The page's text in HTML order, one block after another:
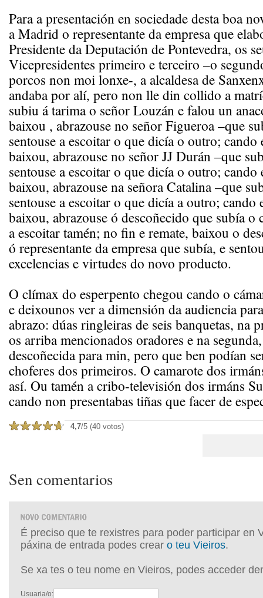
Para a presentación en sociedade desta boa
a Madrid o representante da empresa que
Presidente da Deputación de Pontevedra, os
Vicepresidentes primeiro e terceiro –o
porcos non moi lonxe-, a alcaldesa de
andaba por alí, pero non lle din collido a
subiu á tarima o señor Louzán e falou un
baixou , abrazouse no señor Figueroa –que
sentouse a escoitar o que dicía o outro; cando
baixou, abrazouse no señor JJ Durán –que
sentouse a escoitar o que dicía o outro; cando
baixou, abrazouse na señora Catalina –que
sentouse a escoitar o que dicía a outro; cando
baixou, abrazouse ó descoñecido que subía o
a escoitar tamén; no fin e remate, baixou o
ó representante da empresa que subía, e
excelencias e virtudes do novo producto.
O clímax do esperpento chegou cando o
e deixounos ver a dimensión da audiencia
abrazo: dúas ringleiras de seis banquetas, na
os arriba mencionados oradores e na
descoñecida para min, pero que ben podían
choferes dos primeiros. O camarote dos
así. Ou tamén a cribo-televisión dos irmáns
cando non presentabas tiñas que facer de
4,7/5 (40 votos)
Sen comentarios
É preciso que te rexistres para poder participar en
páxina de entrada podes crear o teu Vieiros.
Se xa tes o teu nome en Vieiros, podes acceder
Usuaria/o: